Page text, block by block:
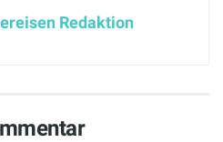
Redaktion